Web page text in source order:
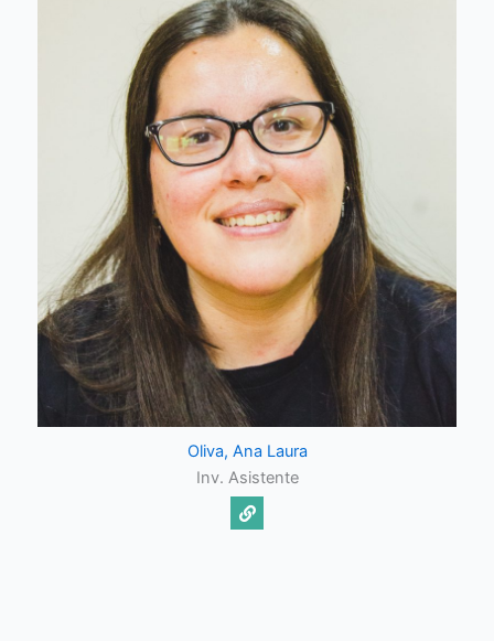
Oliva, Ana Laura
Inv. Asistente